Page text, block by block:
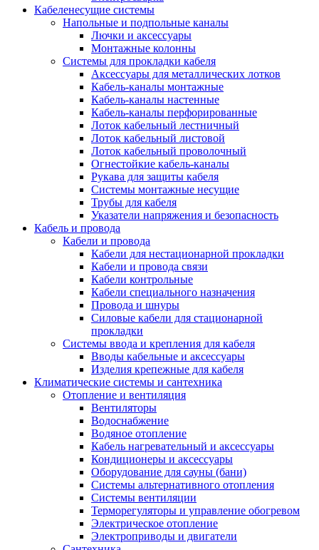
Кабеленесущие системы
Напольные и подпольные каналы
Лючки и аксессуары
Монтажные колонны
Системы для прокладки кабеля
Аксессуары для металлических лотков
Кабель-каналы монтажные
Кабель-каналы настенные
Кабель-каналы перфорированные
Лоток кабельный лестничный
Лоток кабельный листовой
Лоток кабельный проволочный
Огнестойкие кабель-каналы
Рукава для защиты кабеля
Системы монтажные несущие
Трубы для кабеля
Указатели напряжения и безопасность
Кабель и провода
Кабели и провода
Кабели для нестационарной прокладки
Кабели и провода связи
Кабели контрольные
Кабели специального назначения
Провода и шнуры
Силовые кабели для стационарной
прокладки
Системы ввода и крепления для кабеля
Вводы кабельные и аксессуары
Изделия крепежные для кабеля
Климатические системы и сантехника
Отопление и вентиляция
Вентиляторы
Водоснабжение
Водяное отопление
Кабель нагревательный и аксессуары
Кондиционеры и аксессуары
Оборудование для сауны (бани)
Системы альтернативного отопления
Системы вентиляции
Терморегуляторы и управление обогревом
Электрическое отопление
Электроприводы и двигатели